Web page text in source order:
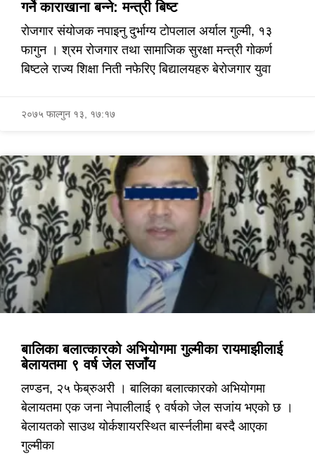
गर्ने काराखाना बन्ने: मन्त्री बिष्ट
रोजगार संयोजक नपाइनु दुर्भाग्य टोपलाल अर्याल गुल्मी, १३
फागुन । श्रम रोजगार तथा सामाजिक सुरक्षा मन्त्री गोकर्ण
बिष्टले राज्य शिक्षा निती नफेरिए बिद्यालयहरु बेरोजगार युवा
२०७५ फाल्गुन १३, १७:१७
बालिका बलात्कारको अभियोगमा गुल्मीका रायमाझीलाई
बेलायतमा ९ वर्ष जेल सजाँय
लण्डन, २५ फेब्रुअरी । बालिका बलात्कारको अभियोगमा
बेलायतमा एक जना नेपालीलाई ९ वर्षको जेल सजांय भएको छ ।
बेलायतको साउथ योर्कशायरस्थित बार्स्नलीमा बस्दै आएका
गुल्मीका